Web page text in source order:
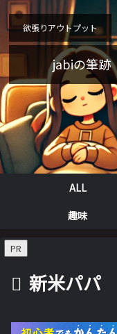
欲張りアウトプット
jabiの筆跡
ALL
趣味
PR
新米パパ